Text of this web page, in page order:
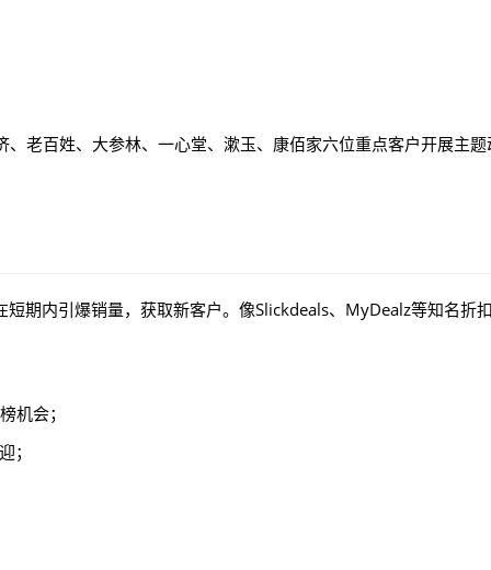
老百姓、大参林、一心堂、漱玉、康佰家六位重点客户开展主题
期内引爆销量，获取新客户。像Slickdeals、MyDealz等知名折
机会；
；